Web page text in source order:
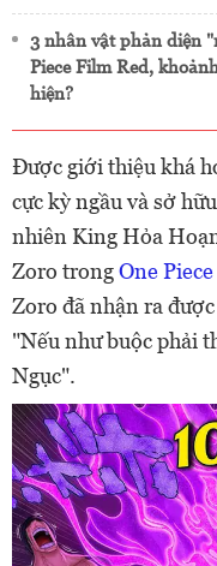
3 nhân vật phản diện
Piece Film Red,
hiện?
Được giới thiệu khá
cực kỳ ngầu và sở
nhiên King Hỏa
Zoro trongOne Piece
Zoro đã nhận ra
"Nếu như buộc phải
Ngục".